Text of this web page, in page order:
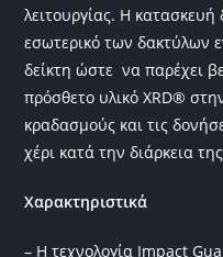
λειτουργίας. Η
εσωτερικό των δακτύλων
δείκτη ώστε να παρέχει
πρόσθετο υλικό XRD®
κραδασμούς και τις
χέρι κατά την διάρκεια
Χαρακτηριστικά
– Η τεχνολογία Impact